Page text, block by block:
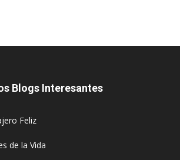
Blogs Interesantes
Feliz
de la Vida